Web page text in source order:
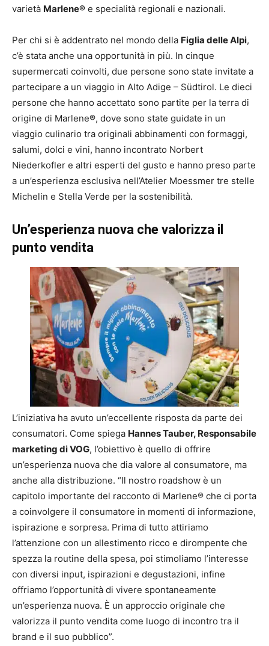
varietà Marlene® e specialità regionali e nazionali.
Per chi si è addentrato nel mondo della Figlia delle Alpi,
c’è stata anche una opportunità in più. In cinque
supermercati coinvolti, due persone sono state invitate a
partecipare a un viaggio in Alto Adige – Südtirol. Le dieci
persone che hanno accettato sono partite per la terra di
origine di Marlene®, dove sono state guidate in un
viaggio culinario tra originali abbinamenti con formaggi,
salumi, dolci e vini, hanno incontrato Norbert
Niederkofler e altri esperti del gusto e hanno preso parte
a un’esperienza esclusiva nell’Atelier Moessmer tre stelle
Michelin e Stella Verde per la sostenibilità.
Un’esperienza nuova che valorizza il
punto vendita
L’iniziativa ha avuto un’eccellente risposta da parte dei
consumatori. Come spiega Hannes Tauber, Responsabile
marketing di VOG, l’obiettivo è quello di offrire
un’esperienza nuova che dia valore al consumatore, ma
anche alla distribuzione. “Il nostro roadshow è un
capitolo importante del racconto di Marlene® che ci porta
a coinvolgere il consumatore in momenti di informazione,
ispirazione e sorpresa. Prima di tutto attiriamo
l’attenzione con un allestimento ricco e dirompente che
spezza la routine della spesa, poi stimoliamo l’interesse
con diversi input, ispirazioni e degustazioni, infine
offriamo l’opportunità di vivere spontaneamente
un’esperienza nuova. È un approccio originale che
valorizza il punto vendita come luogo di incontro tra il
brand e il suo pubblico”.